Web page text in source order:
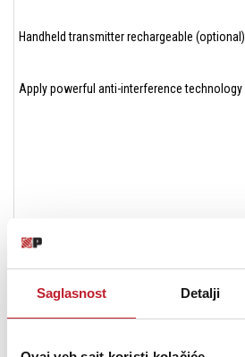
Saglasnost Detalji
Handheld transmitter rechargeable (optional)
Apply powerful anti-interference technology
SPECIFICATION